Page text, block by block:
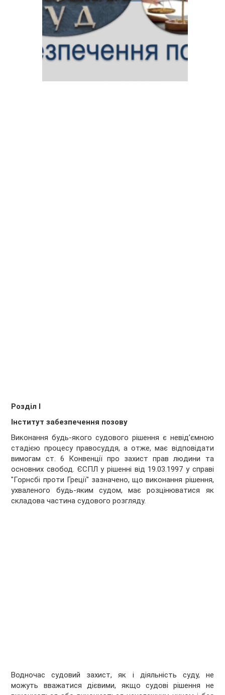
Розділ І
Інститут забезпечення позову
Виконання будь-якого судового рішення є невід’ємною
стадією процесу правосуддя, а отже, має відповідати
вимогам ст. 6 Конвенції про захист прав людини та
основних свобод. ЄСПЛ у рішенні від 19.03.1997 у справі
"Горнсбі проти Греції" зазначено, що виконання рішення,
ухваленого будь-яким судом, має розцінюватися як
складова частина судового розгляду.
Водночас судовий захист, як і діяльність суду, не
можуть вважатися дієвими, якщо судові рішення не